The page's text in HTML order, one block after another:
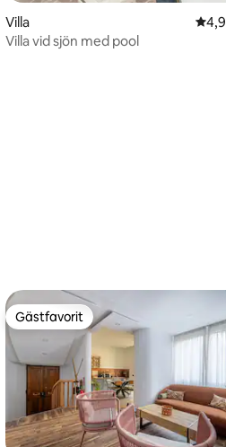
betyg, 124 omdömen
Villa
Villa vid sjön med pool
Gästfavorit
Gästfavorit